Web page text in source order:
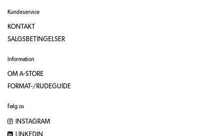
Kundeservice
KONTAKT
SALGSBETINGELSER
Information
OM A-STORE
FORMAT-/RUDEGUIDE
Følg os
INSTAGRAM